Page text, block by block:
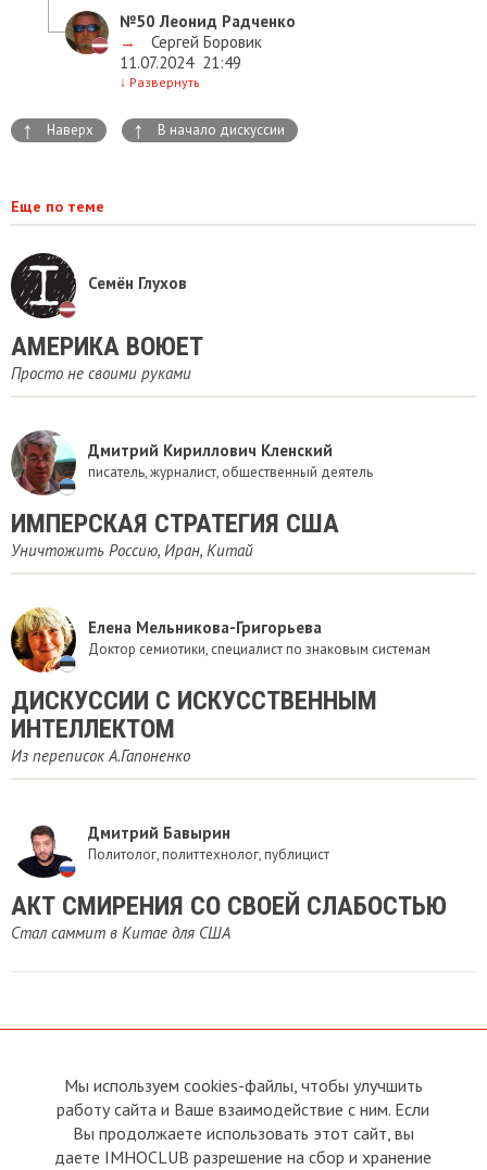
№50 Леонид Радченко
→
Сергей Боровик
11.07.2024 21:49
↓ Развернуть
↑ Наверх ↑ В начало дискуссии
Еще по теме
Семён Глухов
АМЕРИКА ВОЮЕТ
Просто не своими руками
Дмитрий Кириллович Кленский
писатель, журналист, общественный деятель
ИМПЕРСКАЯ СТРАТЕГИЯ США
Уничтожить Россию, Иран, Китай
Елена Мельникова-Григорьева
Доктор семиотики, специалист по знаковым системам
ДИСКУССИИ С ИСКУССТВЕННЫМ
ИНТЕЛЛЕКТОМ
Из переписок А.Гапоненко
Дмитрий Бавырин
Политолог, политтехнолог, публицист
АКТ СМИРЕНИЯ СО СВОЕЙ СЛАБОСТЬЮ
Стал саммит в Китае для США
О сайте
Условия пользования
Прямая связь с
Председателем
Прямая связь c членами клуба
Реклама
Мы используем cookies-файлы, чтобы улучшить
работу сайта и Ваше взаимодействие с ним. Если
Вы продолжаете использовать этот сайт, вы
даете IMHOCLUB разрешение на сбор и хранение